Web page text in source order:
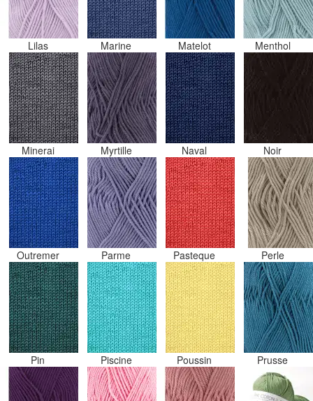
Lilas Marine Matelot Menthol
Minerai Myrtille Naval Noir
Outremer Parme Pasteque Perle
Pin Piscine Poussin Prusse